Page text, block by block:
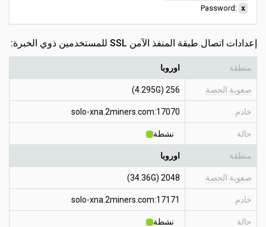
Password: x
إعدادات اتصال طبقة المنفذ الآمن SSL للمستخدمين ذوي الخبرة:
منطقة اوروبا
صعوبة الحصة 256 (4.295G)
خادم solo-xna.2miners.com:17070
حالة نشطة
منطقة اوروبا
صعوبة الحصة 2048 (34.36G)
خادم solo-xna.2miners.com:17171
حالة نشطة